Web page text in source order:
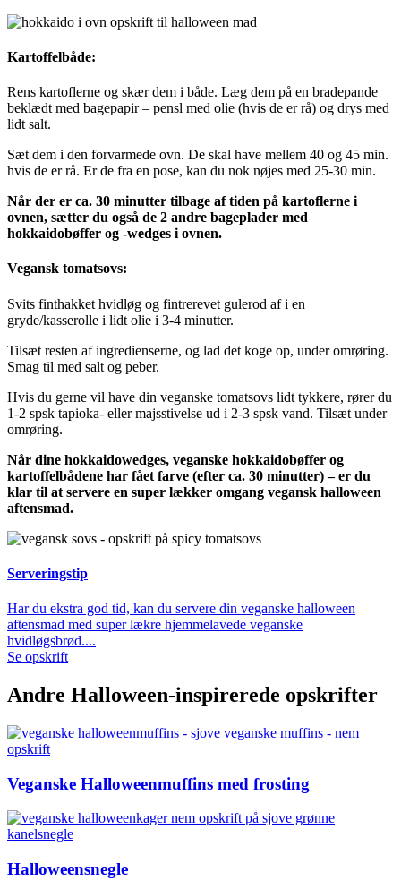
Kartoffelbåde:
Rens kartoflerne og skær dem i både. Læg dem på en bradepande
beklædt med bagepapir – pensl med olie (hvis de er rå) og drys med
lidt salt.
Sæt dem i den forvarmede ovn. De skal have mellem 40 og 45 min.
hvis de er rå. Er de fra en pose, kan du nok nøjes med 25-30 min.
Når der er ca. 30 minutter tilbage af tiden på kartoflerne i
ovnen, sætter du også de 2 andre bageplader med
hokkaidobøffer og -wedges i ovnen.
Vegansk tomatsovs:
Svits finthakket hvidløg og fintrerevet gulerod af i en
gryde/kasserolle i lidt olie i 3-4 minutter.
Tilsæt resten af ingredienserne, og lad det koge op, under omrøring.
Smag til med salt og peber.
Hvis du gerne vil have din veganske tomatsovs lidt tykkere, rører du
1-2 spsk tapioka- eller majsstivelse ud i 2-3 spsk vand. Tilsæt under
omrøring.
Når dine hokkaidowedges, veganske hokkaidobøffer og
kartoffelbådene har fået farve (efter ca. 30 minutter) – er du
klar til at servere en super lækker omgang vegansk halloween
aftensmad.
Serveringstip
Har du ekstra god tid, kan du servere din veganske halloween
aftensmad med super lækre hjemmelavede veganske
hvidløgsbrød....
Se opskrift
Andre Halloween-inspirerede opskrifter
Veganske Halloweenmuffins med frosting
Halloweensnegle